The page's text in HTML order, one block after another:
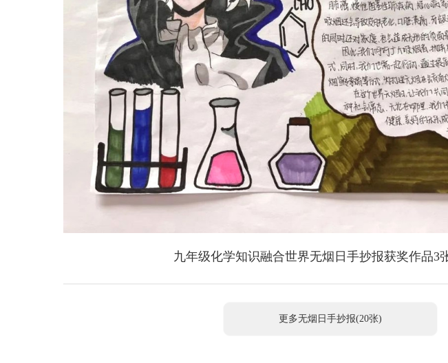
九年级化学知识融合世界无烟日手抄报获奖作品3
更多无烟日手抄报(20张)